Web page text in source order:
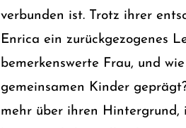
verbunden ist. Trotz ihrer
Enrica ein zurückgezogenes
bemerkenswerte Frau, und
gemeinsamen Kinder
mehr über ihren Hintergrund,